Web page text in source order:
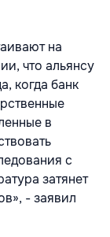
на
что альянсу
когда банк
в
с
затянет
- заявил